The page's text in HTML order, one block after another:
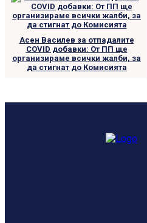
Асен Василев за отпадалите
COVID добавки: От ПП ще
организираме всички жалби, за
да стигнат до Комисията